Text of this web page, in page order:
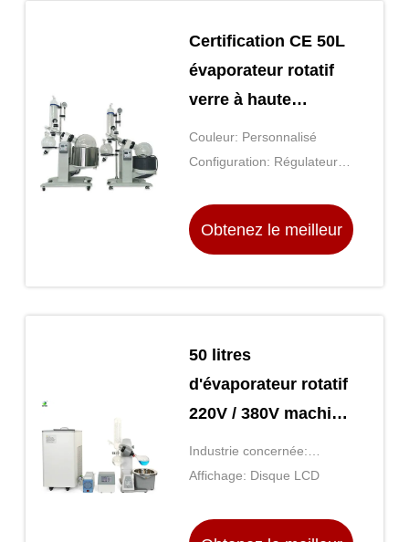
Certification CE 50L
évaporateur rotatif
verre à haute
borosilicate 50 litres
Rotovap
Couleur: Personnalisé
Configuration: Régulateur
Obtenez le meilleur
50 litres
d'évaporateur rotatif
220V / 380V machine
de récupération
d'éthanol pour
Industrie concernée:
LaboratoireAffichage: Disque LCD